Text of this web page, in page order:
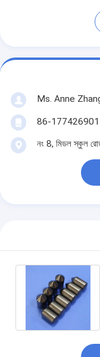
Ms. Anne
86-
নং 8, মিডল স্কুল